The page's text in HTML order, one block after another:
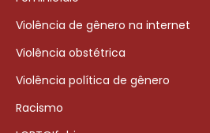
Violência de gênero na internet
Violência obstétrica
Violência política de gênero
Racismo